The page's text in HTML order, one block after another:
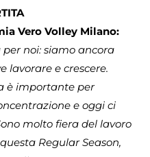
Vero Volley Milano:
noi: siamo ancora
lavorare e crescere.
è importante per
e oggi ci
molto fiera del lavoro
Regular Season,